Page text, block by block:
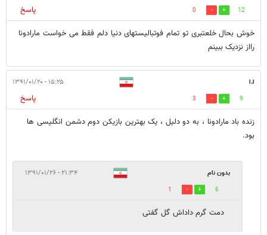
12
0
پاسخ
خوش بحال خلعتبری تو تمام فوتبالیستهای دنیا دلم فقط می خواست مارادونا
رااز نزدیک ببینم
ا.ا ۱۵:۲۵ - ۱۳۹۱/۰۱/۲۰
9
3
پاسخ
زنده باد مارادونا ، به دو دلیل ، یک بهترین بازیکن دوم دشمن انگلیسی ها
بود.
بدون نام ۲۱:۳۴ - ۱۳۹۱/۰۱/۲۶
6
1
دمت گرم داداش گل گفتی